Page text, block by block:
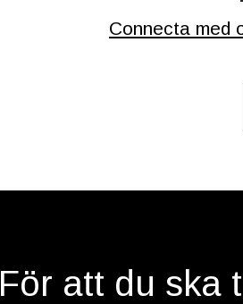
Connecta med
För att du ska